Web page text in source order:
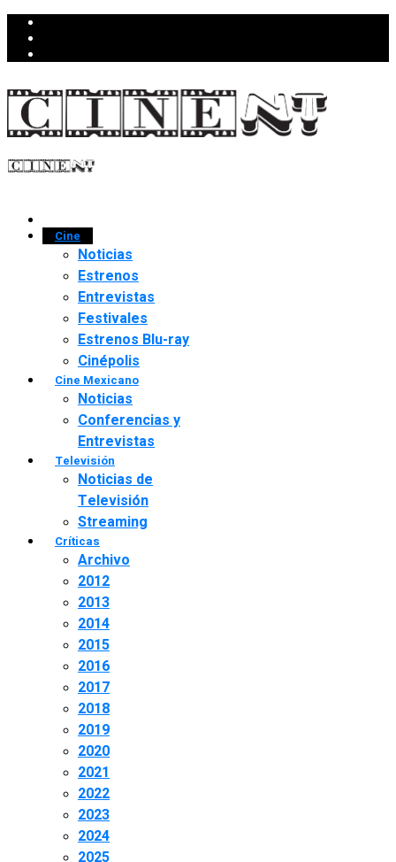
Cine
Noticias
Estrenos
Entrevistas
Festivales
Estrenos Blu-ray
Cinépolis
Cine Mexicano
Noticias
Conferencias y
Entrevistas
Televisión
Noticias de
Televisión
Streaming
Críticas
Archivo
2012
2013
2014
2015
2016
2017
2018
2019
2020
2021
2022
2023
2024
2025